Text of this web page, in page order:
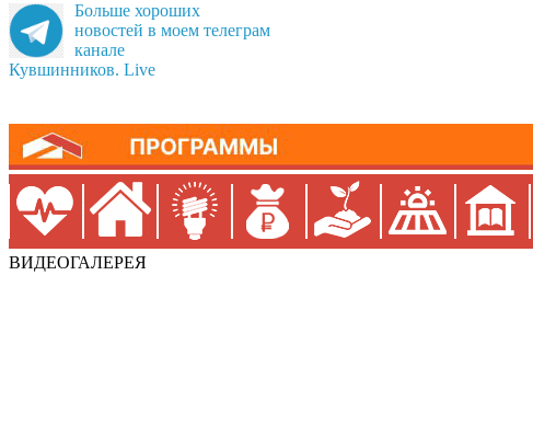
Больше хороших
новостей в моем телеграм
канале
Кувшинников. Live
ВИДЕОГАЛЕРЕЯ